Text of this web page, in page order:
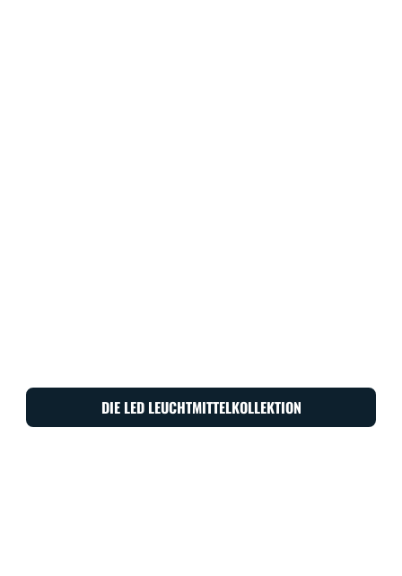
DIE LED LEUCHTMITTELKOLLEKTION